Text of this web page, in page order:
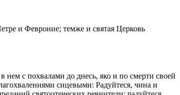
и Февроние; темже и святая Церковь
нем с похвалами до днесь, яко и по смерти своей
сицевыми: Радуйтеся, чина и